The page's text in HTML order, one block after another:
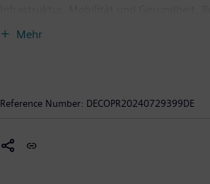
Fabriken, widerstandsfähige Lieferketten,
realen und der digitalen Welt befähigt
damit den Alltag für Milliarden von
Mehr
Reference Number: DECOPR20240729399DE